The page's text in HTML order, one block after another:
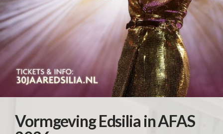
Vormgeving Edsilia in AFAS